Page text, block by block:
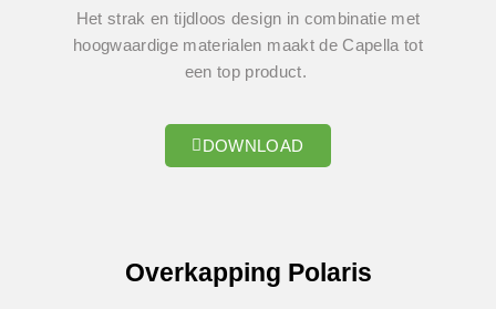
Het strak en tijdloos design in combinatie met
hoogwaardige materialen maakt de Capella tot
een top product.
DOWNLOAD
Overkapping Polaris